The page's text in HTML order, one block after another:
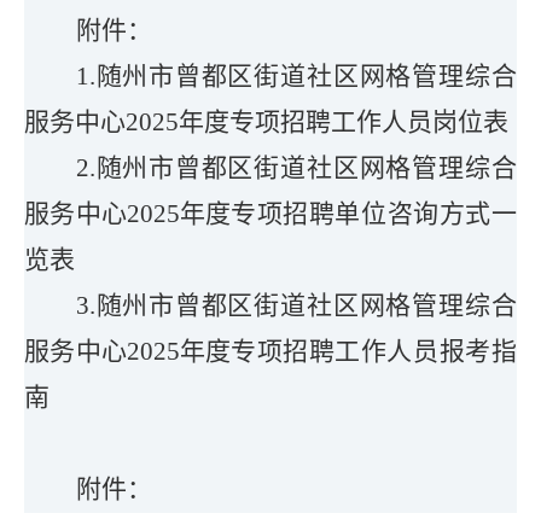
附件：
1. 随州市曾都区街道社区网格管理综合
服务中心2025年度专项招聘工作人员岗位表
2. 随州市曾都区街道社区网格管理综合
服务中心2025年度专项招聘单位咨询方式一
览表
3. 随州市曾都区街道社区网格管理综合
服务中心2025年度专项招聘工作人员报考指
南
附件：